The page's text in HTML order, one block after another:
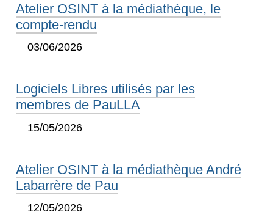
Atelier OSINT à la médiathèque, le
compte-rendu
03/06/2026
Logiciels Libres utilisés par les
membres de PauLLA
15/05/2026
Atelier OSINT à la médiathèque André
Labarrère de Pau
12/05/2026